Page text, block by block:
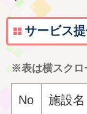
サービス
※表は横スクロ
No 施設名